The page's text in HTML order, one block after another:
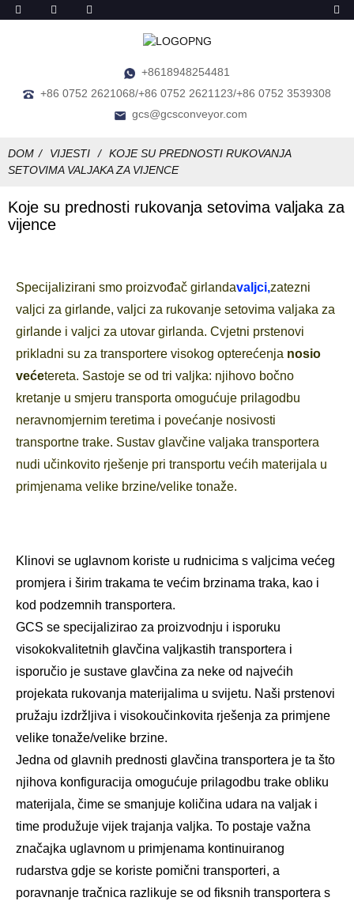
+8618948254481
+86 0752 2621068/+86 0752 2621123/+86 0752 3539308
gcs@gcsconveyor.com
DOM VIJESTI
KOJE SU PREDNOSTI RUKOVANJA
SETOVIMA VALJAKA ZA VIJENCE
Koje su prednosti rukovanja setovima valjaka za
vijence
Specijalizirani smo proizvođač girlandavaljci,zatezni
valjci za girlande, valjci za rukovanje setovima valjaka za
girlande i valjci za utovar girlanda. Cvjetni prstenovi
prikladni su za transportere visokog opterećenja nosio
većetereta. Sastoje se od tri valjka: njihovo bočno
kretanje u smjeru transporta omogućuje prilagodbu
neravnomjernim teretima i povećanje nosivosti
transportne trake. Sustav glavčine valjaka transportera
nudi učinkovito rješenje pri transportu većih materijala u
primjenama velike brzine/velike tonaže.
Klinovi se uglavnom koriste u rudnicima s valjcima većeg
promjera i širim trakama te većim brzinama traka, kao i
kod podzemnih transportera.
GCS se specijalizirao za proizvodnju i isporuku
visokokvalitetnih glavčina valjkastih transportera i
isporučio je sustave glavčina za neke od najvećih
projekata rukovanja materijalima u svijetu. Naši prstenovi
pružaju izdržljiva i visokoučinkovita rješenja za primjene
velike tonaže/velike brzine.
Jedna od glavnih prednosti glavčina transportera je ta što
njihova konfiguracija omogućuje prilagodbu trake obliku
materijala, čime se smanjuje količina udara na valjak i
time produžuje vijek trajanja valjka. To postaje važna
značajka uglavnom u primjenama kontinuiranog
rudarstva gdje se koriste pomični transporteri, a
poravnanje tračnica razlikuje se od fiksnih transportera s